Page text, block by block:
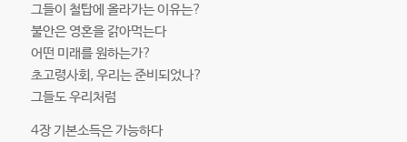
그들이 철탑에 올라가는 이유는?
불안은 영혼을 갉아먹는다
어떤 미래를 원하는가?
초고령사회, 우리는 준비되었나?
그들도 우리처럼
4장 기본소득은 가능하다